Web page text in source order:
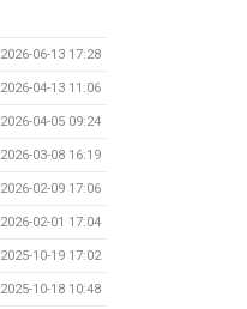
2026-06-13 17:28
2026-04-13 11:06
2026-04-05 09:24
2026-03-08 16:19
2026-02-09 17:06
2026-02-01 17:04
2025-10-19 17:02
2025-10-18 10:48